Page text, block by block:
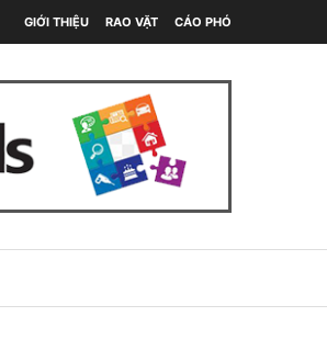
GIỚI THIỆU RAO VẶT CÁO PHÓ